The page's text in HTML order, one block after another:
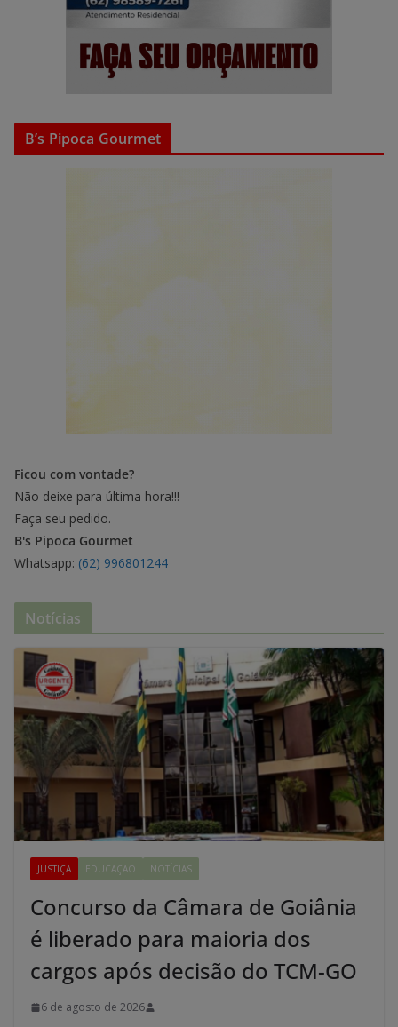
B’s Pipoca Gourmet
Ficou com vontade?
Não deixe para última hora!!!
Faça seu pedido.
B's Pipoca Gourmet
Whatsapp: (62) 996801244
Notícias
JUSTIÇA EDUCAÇÃO NOTÍCIAS
Concurso da Câmara de Goiânia
é liberado para maioria dos
cargos após decisão do TCM-GO
6 de agosto de 2026